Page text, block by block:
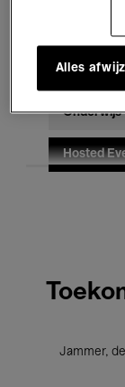
Voor
Onderwijs
Hosted
Jammer,
Alles